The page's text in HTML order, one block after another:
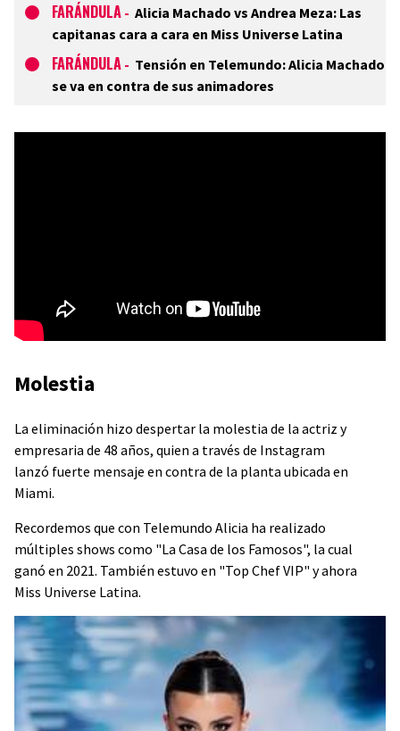
FARÁNDULA - Alicia Machado vs Andrea Meza: Las
capitanas cara a cara en Miss Universe Latina
FARÁNDULA - Tensión en Telemundo: Alicia Machado
se va en contra de sus animadores
Molestia
La eliminación hizo despertar la molestia de la actriz y
empresaria de 48 años, quien a través de Instagram
lanzó fuerte mensaje en contra de la planta ubicada en
Miami.
Recordemos que con Telemundo Alicia ha realizado
múltiples shows como "La Casa de los Famosos", la cual
ganó en 2021. También estuvo en "Top Chef VIP" y ahora
Miss Universe Latina.